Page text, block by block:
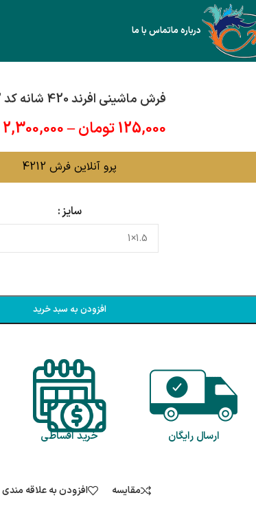
درباره ماتماس با ما
فرش ماشینی افرند 420 شانه کد 4212
125,000تومان–
2,300,000
پرو آنلاین فرش 4212
سایز
افزودن به سبد خرید
ارسال رایگان خرید اقساطی
مقایسه افزودن به علاقه مندی